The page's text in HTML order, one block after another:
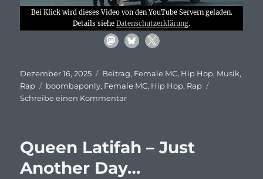
Bei Klick wird dieses Video von den YouTube Servern geladen.
Details siehe Datenschutzerklärung.
Veröffentlicht
am
Dezember 16, 2025 Kategorien
Beitrag, Female MC, Hip Hop, Musik,
Rap
Schlagwörter
boombaponly, Female MC, Hip Hop, Rap
Schreibe einen Kommentarzu
Brixton
Come
Queen Latifah – Just
Another Day…